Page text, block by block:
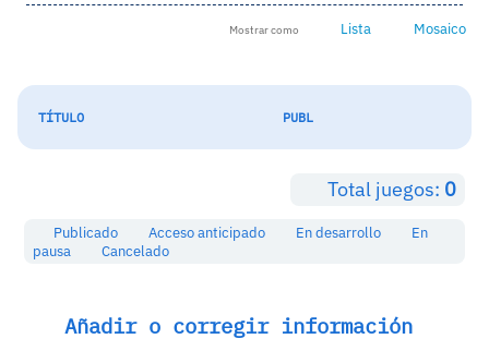
Mostrar como Lista Mosaico
TÍTULO PUBL
Total juegos: 0
Publicado Acceso anticipado En desarrollo
En
pausa
Cancelado
Añadir o corregir información